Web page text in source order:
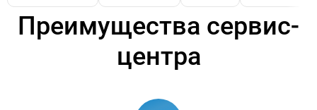
Преимущества сервис-
центра